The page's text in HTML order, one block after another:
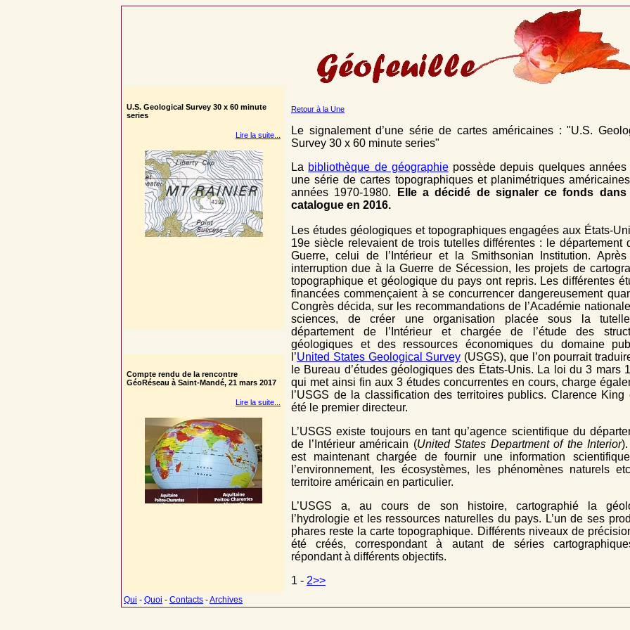
U.S. Geological Survey 30 x 60 minute
series
Lire la suite...
Retour à la Une
Le signalement d’une série de cartes américaines : "U.S.
Survey 30 x 60 minute series"
La bibliothèque de géographiepossède depuis quelques années
une série de cartes topographiques et planimétriques
années 1970-1980.
Elle a décidé de signaler ce fonds
catalogue en 2016.
Les études géologiques et topographiques engagées aux États-
19e siècle relevaient de trois tutelles différentes : le département
Guerre, celui de l’Intérieur et la Smithsonian Institution.
interruption due à la Guerre de Sécession, les projets de
topographique et géologique du pays ont repris. Les différentes
financées commençaient à se concurrencer dangereusement
Congrès décida, sur les recommandations de l’Académie
sciences, de créer une organisation placée sous la
département de l’Intérieur et chargée de l’étude des
géologiques et des ressources économiques du domaine
l’United States Geological Survey (USGS), que l’on pourrait
le Bureau d’études géologiques des États-Unis. La loi du 3 mars
qui met ainsi fin aux 3 études concurrentes en cours, charge
l’USGS de la classification des territoires publics. Clarence King
été le premier directeur.
L’USGS existe toujours en tant qu’agence scientifique du
de l’Intérieur américain (United States Department of the Interior
est maintenant chargée de fournir une information
l’environnement, les écosystèmes, les phénomènes naturels
territoire américain en particulier.
L’USGS a, au cours de son histoire, cartographié la
l’hydrologie et les ressources naturelles du pays. L’un de ses
phares reste la carte topographique. Différents niveaux de
été créés, correspondant à autant de séries
répondant à différents objectifs.
1 - 2>>
Compte rendu de la rencontre
GéoRéseau à Saint-Mandé, 21 mars 2017
Lire la suite...
Qui - Quoi - Contacts -Archives